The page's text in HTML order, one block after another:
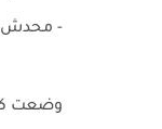
- محدش
وضعت